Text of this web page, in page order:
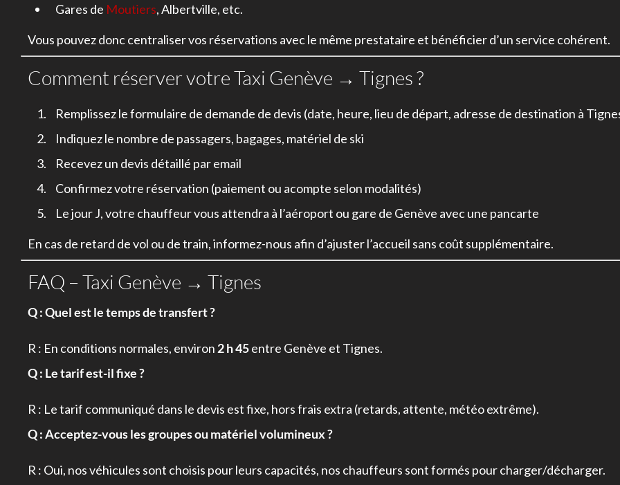
Gares de Moutiers, Albertville, etc.
Vous pouvez donc centraliser vos réservations avec le même prestataire et bénéficier d’un service cohérent.
Comment réserver votre Taxi Genève → Tignes ?
Remplissez le formulaire de demande de devis (date, heure, lieu de départ, adresse de destination à
Indiquez le nombre de passagers, bagages, matériel de ski
Recevez un devis détaillé par email
Confirmez votre réservation (paiement ou acompte selon modalités)
Le jour J, votre chauffeur vous attendra à l’aéroport ou gare de Genève avec une pancarte
En cas de retard de vol ou de train, informez-nous afin d’ajuster l’accueil sans coût supplémentaire.
FAQ – Taxi Genève → Tignes
Q : Quel est le temps de transfert ?
R : En conditions normales, environ 2 h 45entre Genève et Tignes.
Q : Le tarif est-il fixe ?
R : Le tarif communiqué dans le devis est fixe, hors frais extra (retards, attente, météo extrême).
Q : Acceptez-vous les groupes ou matériel volumineux ?
R : Oui, nos véhicules sont choisis pour leurs capacités, nos chauffeurs sont formés pour charger/décharger.